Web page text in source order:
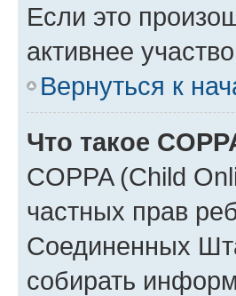
Если это
активнее
Вернуться к
Что такое
COPPA (Child
частных прав
Соединенных
собирать